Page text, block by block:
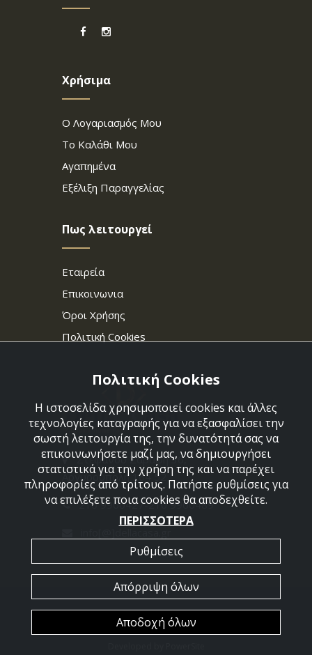
Χρήσιμα
Ο Λογαριασμός Μου
Το Καλάθι Μου
Αγαπημένα
Εξέλιξη Παραγγελίας
Πως λειτουργεί
Εταιρεία
Επικοινωνια
Όροι Χρήσης
Πολιτική Cookies
Στεφάνου Σαράφη 36,
Αργυρούπολη 164 52
210 9960427-210 9960489
2026 @ All Rights Reserved - Dellacasa
Πολιτική Cookies
Η ιστοσελίδα χρησιμοποιεί cookies και άλλες
τεχνολογίες καταγραφής για να εξασφαλίσει την
σωστή λειτουργία της, την δυνατότητά σας να
επικοινωνήσετε μαζί μας, να δημιουργήσει
στατιστικά για την χρήση της και να παρέχει
πληροφορίες από τρίτους. Πατήστε ρυθμίσεις για
να επιλέξετε ποια cookies θα αποδεχθείτε.
ΠΕΡΙΣΣΟΤΕΡΑ
Ρυθμίσεις
Απόρριψη όλων
Αποδοχή όλων